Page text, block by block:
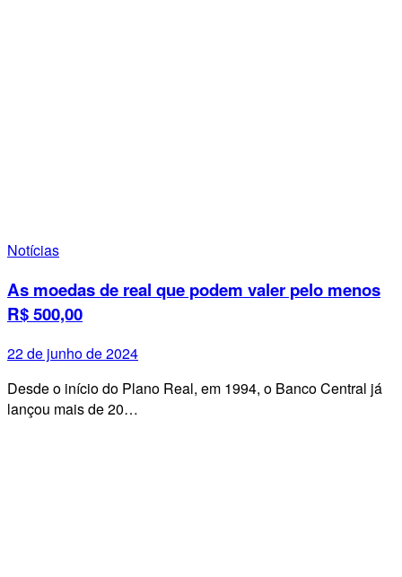
Notícias
As moedas de real que podem valer pelo menos
R$ 500,00
22 de junho de 2024
Desde o início do Plano Real, em 1994, o Banco Central já
lançou mais de 20…